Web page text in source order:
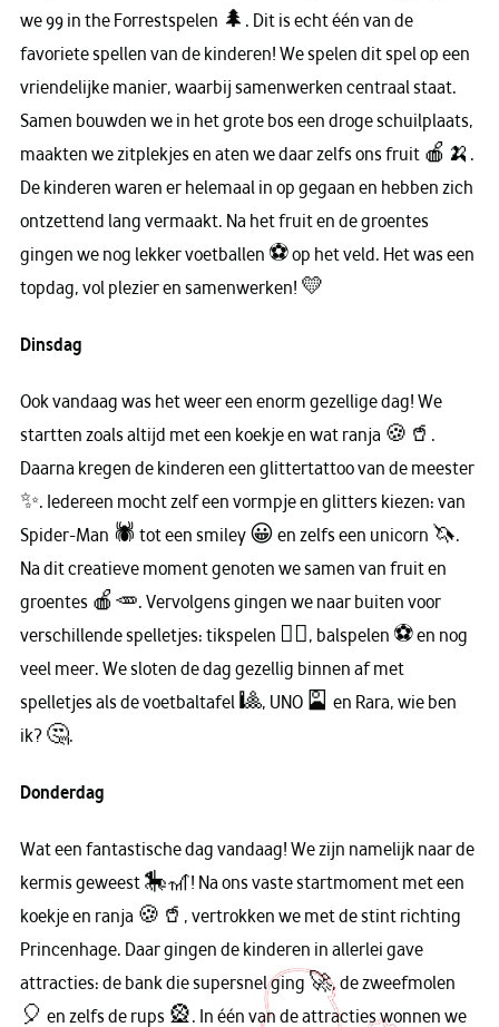
we99 in the Forrestspelen 🌲. Dit is echt één van de
favoriete spellen van de kinderen! We spelen dit spel op een
vriendelijke manier, waarbij samenwerken centraal staat.
Samen bouwden we in het grote bos een droge schuilplaats,
maakten we zitplekjes en aten we daar zelfs ons fruit 🍎🍌.
De kinderen waren er helemaal in op gegaan en hebben zich
ontzettend lang vermaakt. Na het fruit en de groentes
gingen we nog lekker voetballen ⚽️ op het veld. Het was een
topdag, vol plezier en samenwerken! 💛
Dinsdag
Ook vandaag was het weer een enorm gezellige dag! We
startten zoals altijd met een koekje en wat ranja 🍪🥤.
Daarna kregen de kinderen een glittertattoo van de meester
✨. Iedereen mocht zelf een vormpje en glitters kiezen: van
Spider-Man 🕷️ tot een smiley 😀 en zelfs een unicorn 🦄.
Na dit creatieve moment genoten we samen van fruit en
groentes 🍎🥕. Vervolgens gingen we naar buiten voor
verschillende spelletjes: tikspelen 🏃‍♂️, balspelen ⚽️ en nog
veel meer. We sloten de dag gezellig binnen af met
spelletjes als de voetbaltafel 🎱, UNO 🎴 en Rara, wie ben
ik?🤔.
Donderdag
Wat een fantastische dag vandaag! We zijn namelijk naar de
kermis geweest 🎠🎢! Na ons vaste startmoment met een
koekje en ranja 🍪🥤, vertrokken we met de stint richting
Princenhage. Daar gingen de kinderen in allerlei gave
attracties: de bank die supersnel ging 🚀, de zweefmolen
🎈 en zelfs de rups 🎡. In één van de attracties wonnen we